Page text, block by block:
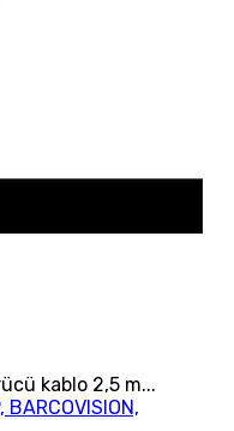
kablo 2,5 m...
BARCOVISION,